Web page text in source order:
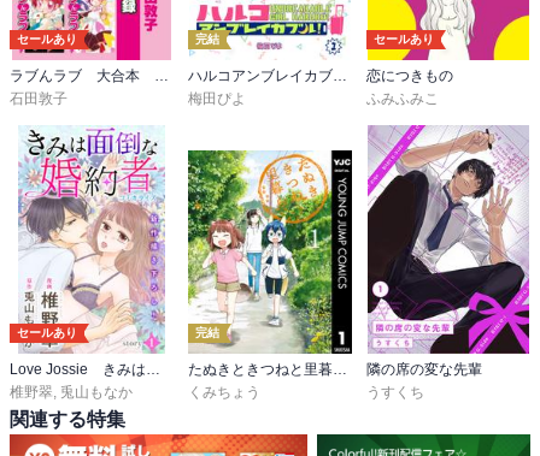
セールあり
石田敦子
完結
梅田ぴよ
セールあり
恋につきもの
ふみふみこ
セールあり
Love Jossie きみは面倒な婚約者
椎野翠, 兎山もなか
完結
たぬきときつねと里暮らし
くみちょう
隣の席の変な先輩
うすくち
関連する特集